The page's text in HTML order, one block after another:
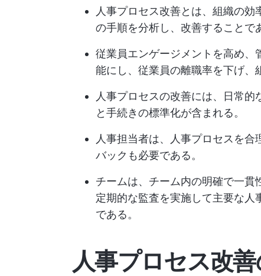
人事プロセス改善とは、組織の
の手順を分析し、改善することで
従業員エンゲージメントを高め、
能にし、従業員の離職率を下げ、
人事プロセスの改善には、日常
と手続きの標準化が含まれる。
人事担当者は、人事プロセスを
バックも必要である。
チームは、チーム内の明確で一貫
定期的な監査を実施して主要な人
である。
人事プロセス改